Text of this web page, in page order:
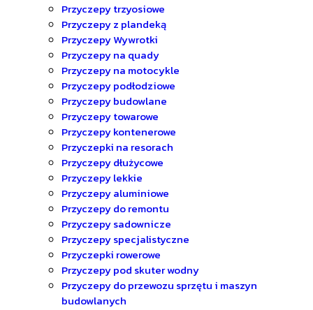
Przyczepy trzyosiowe
Przyczepy z plandeką
Przyczepy Wywrotki
Przyczepy na quady
Przyczepy na motocykle
Przyczepy podłodziowe
Przyczepy budowlane
Przyczepy towarowe
Przyczepy kontenerowe
Przyczepki na resorach
Przyczepy dłużycowe
Przyczepy lekkie
Przyczepy aluminiowe
Przyczepy do remontu
Przyczepy sadownicze
Przyczepy specjalistyczne
Przyczepki rowerowe
Przyczepy pod skuter wodny
Przyczepy do przewozu sprzętu i maszyn
budowlanych